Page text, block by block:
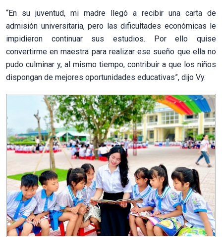
“En su juventud, mi madre llegó a recibir una carta de
admisión universitaria, pero las dificultades económicas le
impidieron continuar sus estudios. Por ello quise
convertirme en maestra para realizar ese sueño que ella no
pudo culminar y, al mismo tiempo, contribuir a que los niños
dispongan de mejores oportunidades educativas”, dijo Vy.